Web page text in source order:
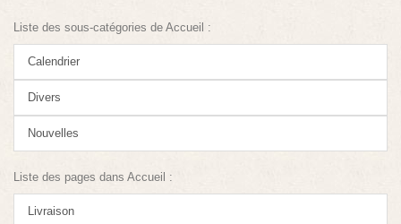
Liste des sous-catégories de Accueil :
Calendrier
Divers
Nouvelles
Liste des pages dans Accueil :
Livraison